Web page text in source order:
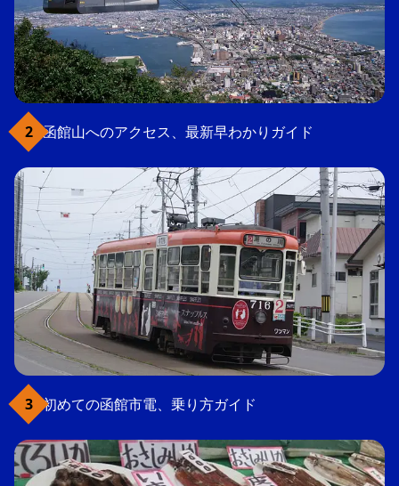
函館山へのアクセス、最新早わかりガイド
初めての函館市電、乗り方ガイド